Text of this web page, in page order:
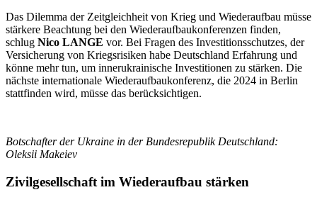
Das Dilemma der Zeitgleichheit von Krieg und Wiederaufbau müsse
stärkere Beachtung bei den Wiederaufbaukonferenzen finden,
schlug Nico LANGE vor. Bei Fragen des Investitionsschutzes, der
Versicherung von Kriegsrisiken habe Deutschland Erfahrung und
könne mehr tun, um innerukrainische Investitionen zu stärken. Die
nächste internationale Wiederaufbaukonferenz, die 2024 in Berlin
stattfinden wird, müsse das berücksichtigen.
Botschafter der Ukraine in der Bundesrepublik Deutschland:
Oleksii Makeiev
Zivilgesellschaft im Wiederaufbau stärken